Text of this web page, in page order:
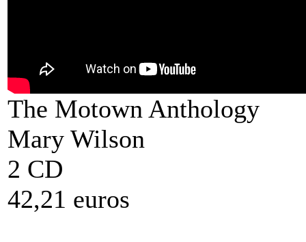
The Motown Anthology
Mary Wilson
2 CD
42,21 euros